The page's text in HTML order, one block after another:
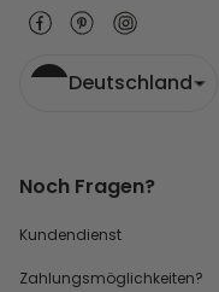
Deutschland
Noch Fragen?
Kundendienst
Zahlungsmöglichkeiten?